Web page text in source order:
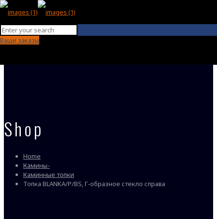
Ваши заказы
Shop
Home
Камины-
Каминные топки
Топка BLANKA/P/BS, Г-образное стекло справа